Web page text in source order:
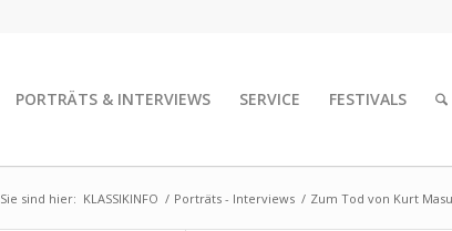
PORTRÄTS & INTERVIEWS SERVICE FESTIVALS
Sie sind hier: KLASSIKINFO / Porträts - Interviews / Zum Tod von Kurt